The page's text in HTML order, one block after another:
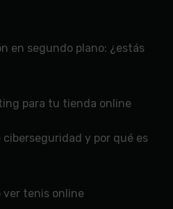
en segundo plano: ¿estás
para tu tienda online
y por qué es
ver tenis online